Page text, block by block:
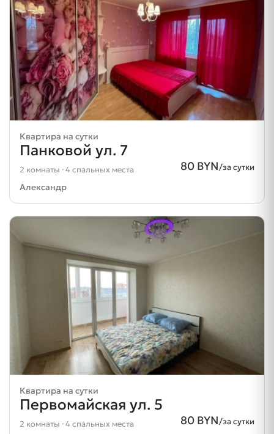
Квартира на сутки
Панковой ул. 7
80 BYN/за сутки
2 комнаты · 4 спальных места
Александр
Квартира на сутки
Первомайская ул. 5
80 BYN/за сутки
2 комнаты · 4 спальных места